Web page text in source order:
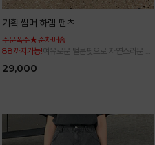
기획 썸머 하렘 팬츠
주문폭주★순차배송
88까지가능!여유로운 벌룬핏으로 자연스러운 체
29,000